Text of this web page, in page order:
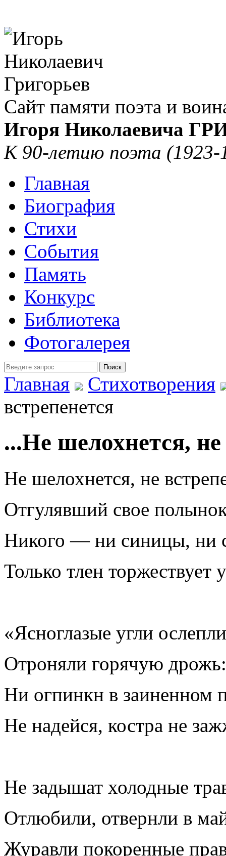
Сайт памяти поэта и
Игоря Николаевича
К 90-летию поэта (1923-
Главная
Биография
Стихи
События
Память
Конкурс
Библиотека
Фотогалерея
Главная
Стихотворения
встрепенется
...Не шелохнется, не
Не шелохнется, не
Отгулявший свое
Никого — ни синицы, ни
Только тлен торжествует
«Ясноглазые угли
Отроняли горячую дрожь:
Ни огпинкн в заиненном
Не надейся, костра не
Не задышат холодные
Отлюбили, отвернли в
Журавли покоренные